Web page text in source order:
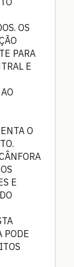
OS
PARA
E
O
E
PODE